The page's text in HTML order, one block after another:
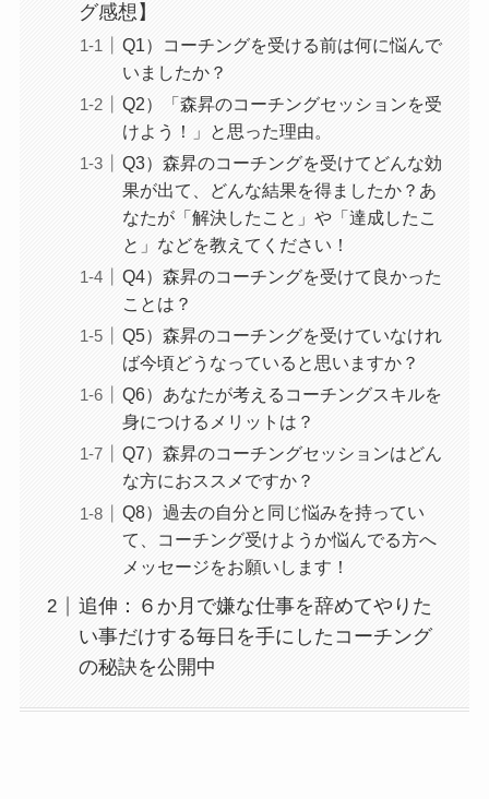
グ感想】
Q1）コーチングを受ける前は何に悩んで
いましたか？
Q2）「森昇のコーチングセッションを受
けよう！」と思った理由。
Q3）森昇のコーチングを受けてどんな効
果が出て、どんな結果を得ましたか？あ
なたが「解決したこと」や「達成したこ
と」などを教えてください！
Q4）森昇のコーチングを受けて良かった
ことは？
Q5）森昇のコーチングを受けていなけれ
ば今頃どうなっていると思いますか？
Q6）あなたが考えるコーチングスキルを
身につけるメリットは？
Q7）森昇のコーチングセッションはどん
な方におススメですか？
Q8）過去の自分と同じ悩みを持ってい
て、コーチング受けようか悩んでる方へ
メッセージをお願いします！
追伸：６か月で嫌な仕事を辞めてやりた
い事だけする毎日を手にしたコーチング
の秘訣を公開中